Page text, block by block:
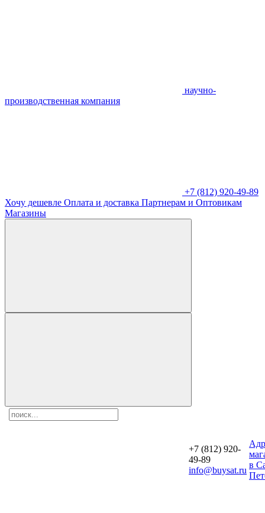
научно-
производственная компания
+7 (812) 920-49-89
Хочу дешевле Оплата и доставка Партнерам и Оптовикам
Магазины
+7 (812) 920-
49-89
info@buysat.ru
в